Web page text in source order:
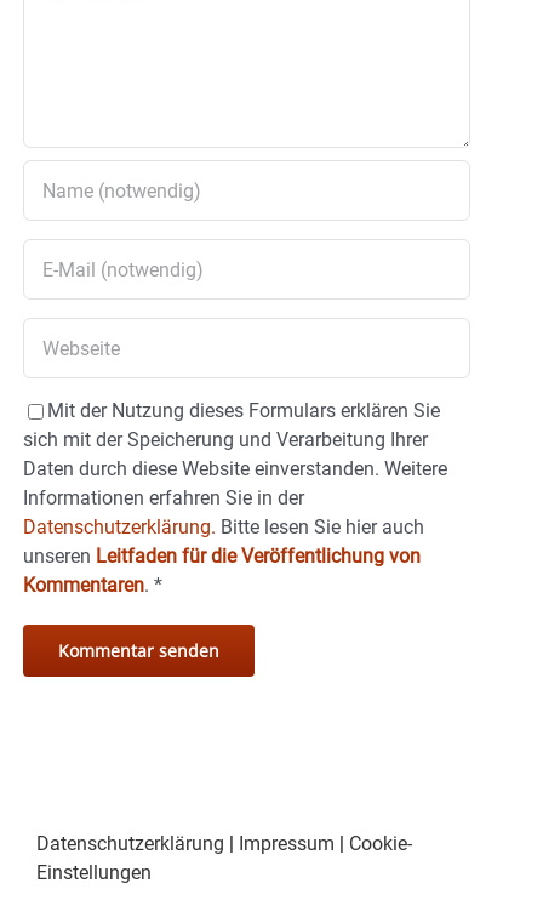
Mit der Nutzung dieses Formulars erklären Sie
sich mit der Speicherung und Verarbeitung Ihrer
Daten durch diese Website einverstanden. Weitere
Informationen erfahren Sie in der
Datenschutzerklärung. Bitte lesen Sie hier auch
unseren Leitfaden für die Veröffentlichung von
Kommentaren. *
Datenschutzerklärung Impressum
Cookie-
Einstellungen